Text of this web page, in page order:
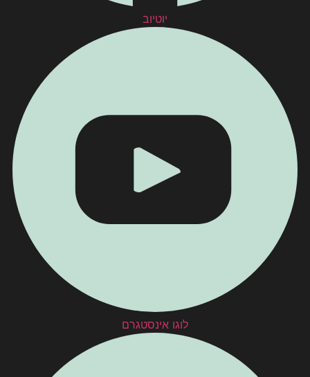
יוטיוב
לוגו אינסטגרם